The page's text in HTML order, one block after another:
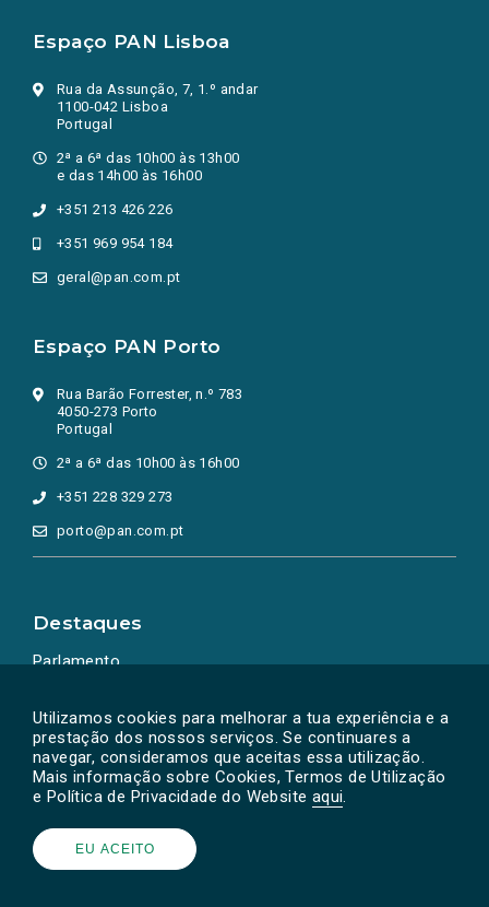
Utilizamos cookies para melhorar a tua experiência e a
prestação dos nossos serviços. Se continuares a
navegar, consideramos que aceitas essa utilização.
Mais informação sobre Cookies, Termos de Utilização
e Política de Privacidade do Website aqui.
EU ACEITO
Espaço PAN Lisboa
Rua da Assunção, 7, 1.º andar
1100-042 Lisboa
Portugal
2ª a 6ª das 10h00 às 13h00
e das 14h00 às 16h00
+351 213 426 226
+351 969 954 184
geral@pan.com.pt
Espaço PAN Porto
Rua Barão Forrester, n.º 783
4050-273 Porto
Portugal
2ª a 6ª das 10h00 às 16h00
+351 228 329 273
porto@pan.com.pt
Destaques
Parlamento
Powered by © PAN 2026